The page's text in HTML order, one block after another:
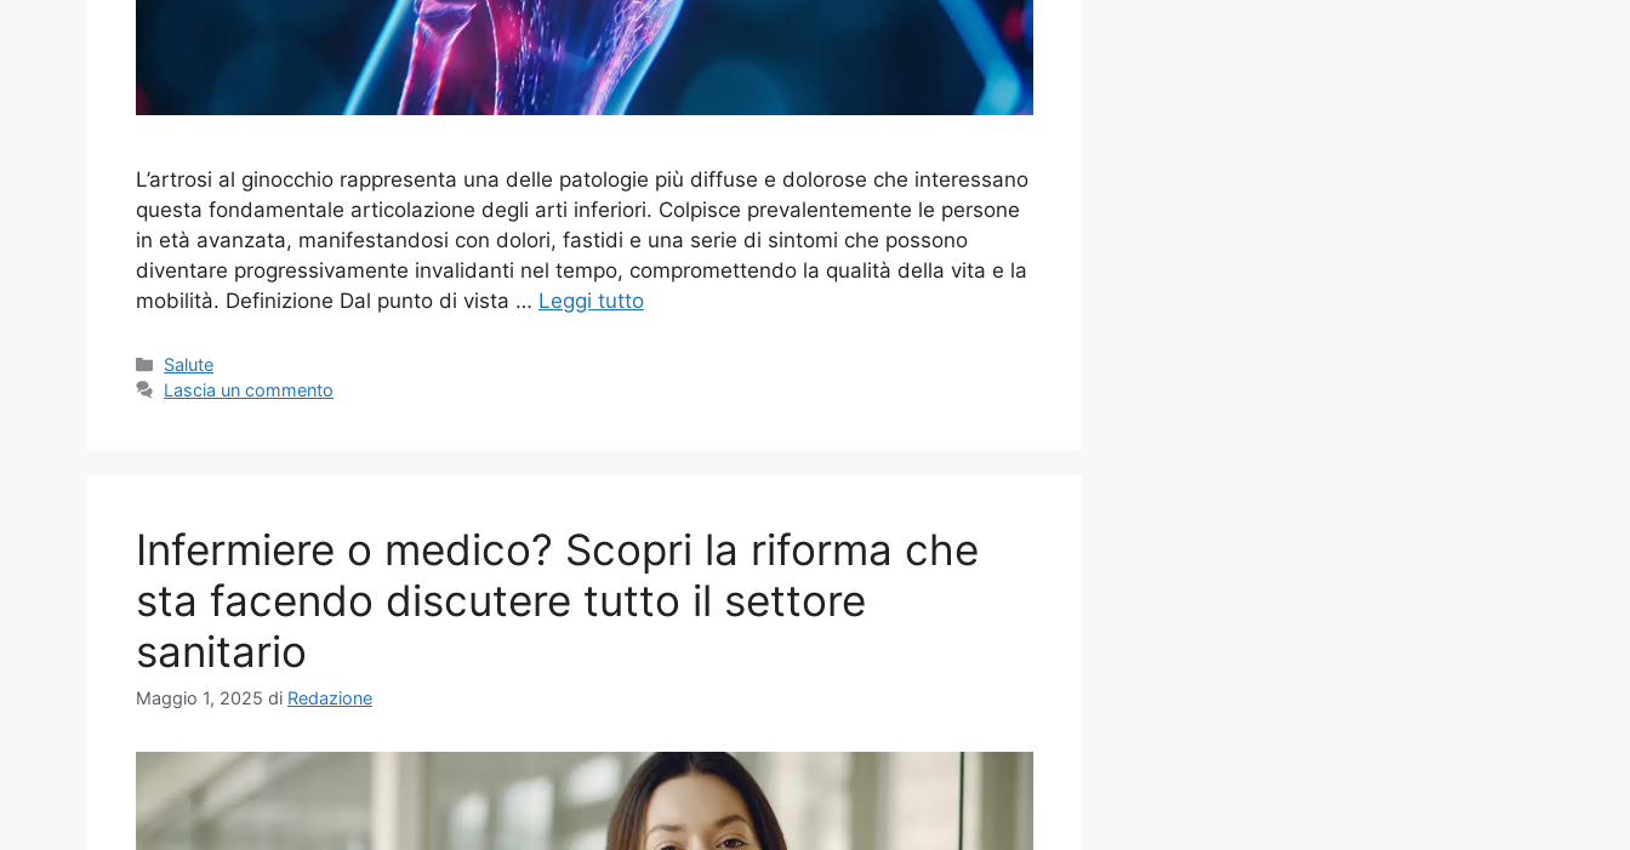
L’artrosi al ginocchio rappresenta una delle patologie più diffuse e dolorose che interessano
questa fondamentale articolazione degli arti inferiori. Colpisce prevalentemente le persone
in età avanzata, manifestandosi con dolori, fastidi e una serie di sintomi che possono
diventare progressivamente invalidanti nel tempo, compromettendo la qualità della vita e la
mobilità. Definizione Dal punto di vista … Leggi tutto
Categorie
Salute
Lascia un commento
Infermiere o medico? Scopri la riforma che
sta facendo discutere tutto il settore
sanitario
Maggio 1, 2025 di Redazione